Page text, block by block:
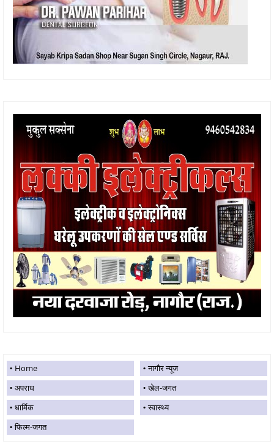
Home
नागौर न्यूज
अपराध
खेल-जगत
धार्मिक
स्वास्थ्य
फिल्म-जगत